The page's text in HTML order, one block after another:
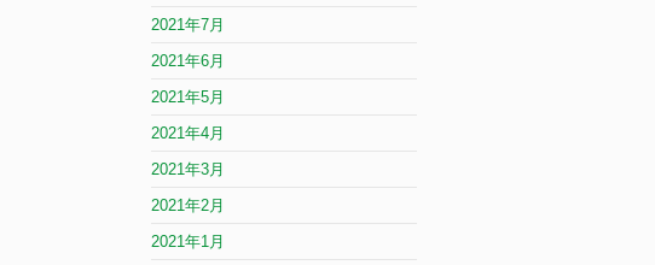
2021年7月
2021年6月
2021年5月
2021年4月
2021年3月
2021年2月
2021年1月